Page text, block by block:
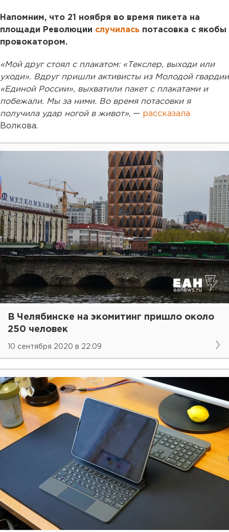
Напомним, что 21 ноября во время пикета на
площади Революции случилась потасовка с якобы
провокатором.
«Мой друг стоял с плакатом: «Текслер, выходи или
уходи». Вдруг пришли активисты из Молодой гвардии
«Единой России», выхватили пакет с плакатами и
побежали. Мы за ними. Во время потасовки я
получила удар ногой в живот», — рассказала
Волкова.
В Челябинске на экомитинг пришло около
250 человек
10 сентября 2020 в 22:09